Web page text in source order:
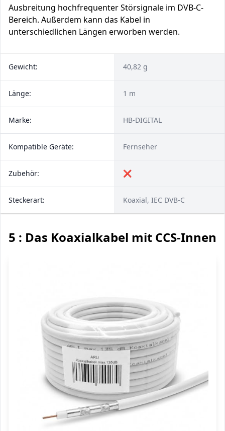
Ausbreitung hochfrequenter Störsignale im DVB-C-
Bereich. Außerdem kann das Kabel in
unterschiedlichen Längen erworben werden.
Gewicht: 40,82 g
Länge: 1 m
Marke: HB-DIGITAL
Kompatible Geräte: Fernseher
Zubehör: ❌
Steckerart: Koaxial, IEC DVB-C
5 : Das Koaxialkabel mit CCS-